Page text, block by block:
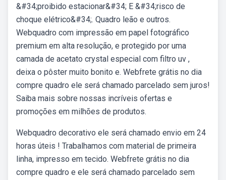
&#34;proibido estacionar&#34; E &#34;risco de
choque elétrico&#34;. Quadro leão e outros.
Webquadro com impressão em papel fotográfico
premium em alta resolução, e protegido por uma
camada de acetato crystal especial com filtro uv ,
deixa o pôster muito bonito e. Webfrete grátis no dia
compre quadro ele será chamado parcelado sem juros!
Saiba mais sobre nossas incríveis ofertas e
promoções em milhões de produtos.
Webquadro decorativo ele será chamado envio em 24
horas úteis ! Trabalhamos com material de primeira
linha, impresso em tecido. Webfrete grátis no dia
compre quadro e ele será chamado parcelado sem